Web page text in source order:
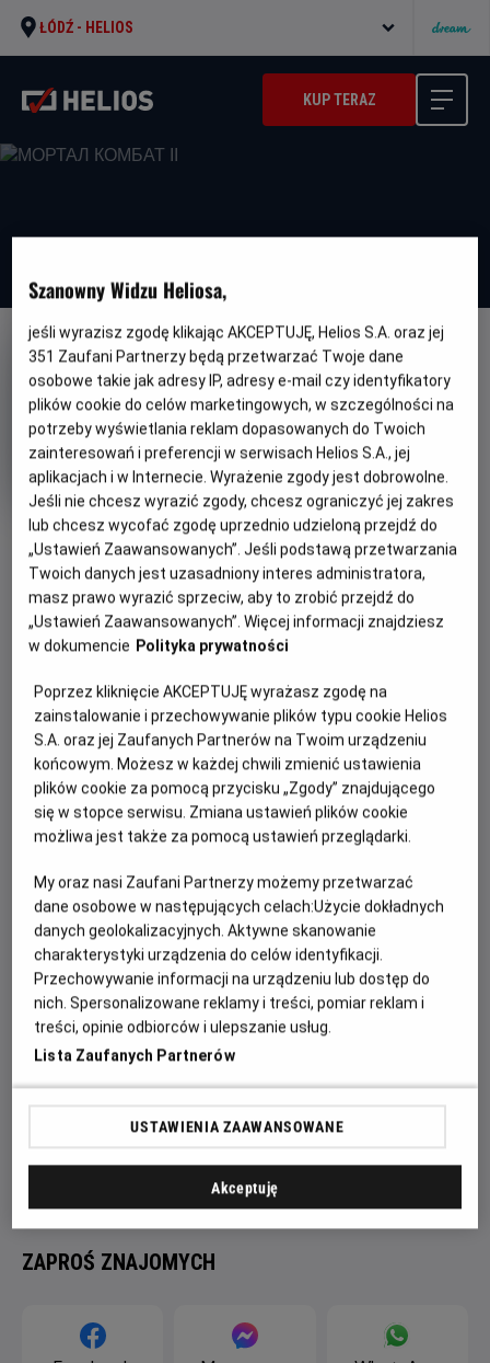
ŁÓDŹ - HELIOS
KUP TERAZ
DUBBING WERSJA JĘZYKOWA UA
OBSERWUJ
МОРТАЛ КОМБАТ ІІ
Oryginalny
tytuł
Mortal Kombat II Gatunek
Fantasy / Akcja
15 lat
Czas
trwania
116 min
Kraj
i
rok
produkcji
USA
PREMIERA
8 maja 2026
Саймон Макквойд
OBSADA
Карл Урбан, Аделін Рудольф, Джессіка Макнемі, Джош
Ловсон, Луді Лінь, Льюїс Тан, Джо Таслім, Хіроюкі Санада
WIĘCEJ SZCZEGÓŁÓW
Від студії New Line Cinema — новий вибуховий розділ
культової франшизи, створеної за мотивами легендарної
відеогри Mortal Kombat II. Цього разу у фанатському
бойовому строю — вже з самим Джонні Кейджем —
чемпіони зіштовхуються один з одним у безжальному,
темне правління Шао Кана, що загрожує самому існуванню
Земного царства та його захисників.
ZAPROŚ ZNAJOMYCH
Szanowny Widzu Heliosa,
jeśli wyrazisz zgodę klikając AKCEPTUJĘ, Helios S.A. oraz jej
351 Zaufani Partnerzy będą przetwarzać Twoje dane
osobowe takie jak adresy IP, adresy e-mail czy identyfikatory
plików cookie do celów marketingowych, w szczególności na
potrzeby wyświetlania reklam dopasowanych do Twoich
zainteresowań i preferencji w serwisach Helios S.A., jej
aplikacjach i w Internecie. Wyrażenie zgody jest dobrowolne.
Jeśli nie chcesz wyrazić zgody, chcesz ograniczyć jej zakres
lub chcesz wycofać zgodę uprzednio udzieloną przejdź do
„Ustawień Zaawansowanych”. Jeśli podstawą przetwarzania
Twoich danych jest uzasadniony interes administratora,
masz prawo wyrazić sprzeciw, aby to zrobić przejdź do
„Ustawień Zaawansowanych”. Więcej informacji znajdziesz
w dokumencie Polityka prywatności
Poprzez kliknięcie AKCEPTUJĘ wyrażasz zgodę na
zainstalowanie i przechowywanie plików typu cookie Helios
S.A. oraz jej Zaufanych Partnerów na Twoim urządzeniu
końcowym. Możesz w każdej chwili zmienić ustawienia
plików cookie za pomocą przycisku „Zgody” znajdującego
się w stopce serwisu. Zmiana ustawień plików cookie
możliwa jest także za pomocą ustawień przeglądarki.
My oraz nasi Zaufani Partnerzy możemy przetwarzać
dane osobowe w następujących celach:Użycie dokładnych
danych geolokalizacyjnych. Aktywne skanowanie
charakterystyki urządzenia do celów identyfikacji.
Przechowywanie informacji na urządzeniu lub dostęp do
nich. Spersonalizowane reklamy i treści, pomiar reklam i
treści, opinie odbiorców i ulepszanie usług.
Lista Zaufanych Partnerów
USTAWIENIA ZAAWANSOWANE
Akceptuję